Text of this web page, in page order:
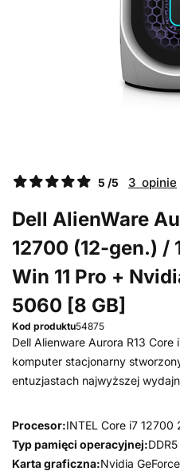
5 /5 3 opinie
Dell AlienWare
12700 (12-gen.) /
Win 11 Pro +
5060 [8 GB]
Kod produktu54875
Dell Alienware Aurora R13
komputer stacjonarny
entuzjastach najwyższej
Procesor:INTEL Core i7 12700
Typ pamięci operacyjnej:
Karta graficzna:Nvidia